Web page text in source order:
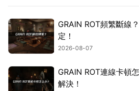
GRAIN ROT頻繁斷線
定！
2026-08-07
GRAIN ROT連線卡頓
解決！